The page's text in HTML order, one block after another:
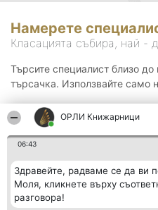
ОРЛИ Книжарници
06:43
Здравейте, радваме се да ви
Моля, кликнете върху
разговора!
Намерете
Класацията събира, най -
Търсите специалист близо
търсачка. Използвайте само